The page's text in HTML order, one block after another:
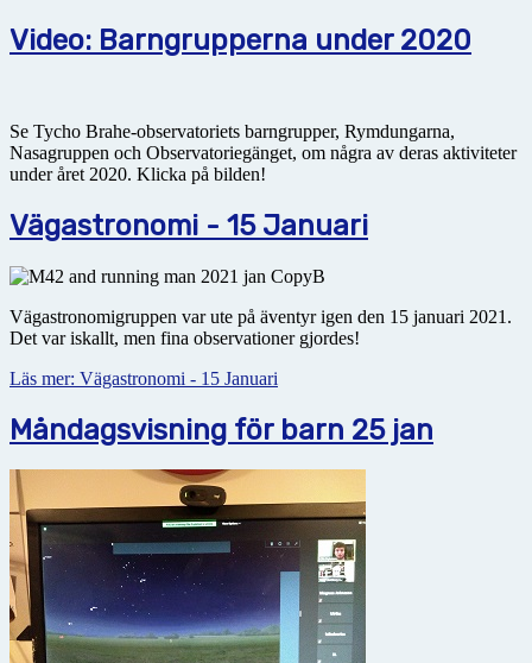
Video: Barngrupperna under 2020
Se Tycho Brahe-observatoriets barngrupper, Rymdungarna,
Nasagruppen och Observatoriegänget, om några av deras aktiviteter
under året 2020. Klicka på bilden!
Vägastronomi - 15 Januari
Vägastronomigruppen var ute på äventyr igen den 15 januari 2021.
Det var iskallt, men fina observationer gjordes!
Läs mer: Vägastronomi - 15 Januari
Måndagsvisning för barn 25 jan